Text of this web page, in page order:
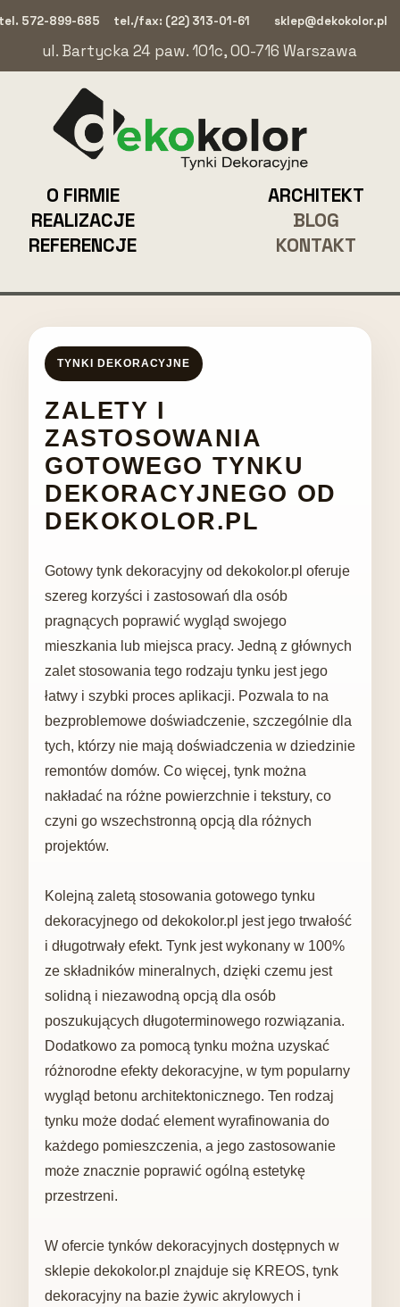
KONTAKT
BLOG
REALIZACJE
ARCHITEKT
REFERENCJE
O FIRMIE
ul. Bartycka 24 paw. 101c, 00-716 Warszawa
sklep@dekokolor.pl
tel./fax: (22) 313-01-61
572-899-685
TYNKI DEKORACYJNE
ZALETY I
ZASTOSOWANIA
GOTOWEGO TYNKU
DEKORACYJNEGO OD
DEKOKOLOR.PL
Gotowy tynk dekoracyjny od dekokolor.pl oferuje
szereg korzyści i zastosowań dla osób
pragnących poprawić wygląd swojego
mieszkania lub miejsca pracy. Jedną z głównych
zalet stosowania tego rodzaju tynku jest jego
łatwy i szybki proces aplikacji. Pozwala to na
bezproblemowe doświadczenie, szczególnie dla
tych, którzy nie mają doświadczenia w dziedzinie
remontów domów. Co więcej, tynk można
nakładać na różne powierzchnie i tekstury, co
czyni go wszechstronną opcją dla różnych
projektów.
Kolejną zaletą stosowania gotowego tynku
dekoracyjnego od dekokolor.pl jest jego trwałość
i długotrwały efekt. Tynk jest wykonany w 100%
ze składników mineralnych, dzięki czemu jest
solidną i niezawodną opcją dla osób
poszukujących długoterminowego rozwiązania.
Dodatkowo za pomocą tynku można uzyskać
różnorodne efekty dekoracyjne, w tym popularny
wygląd betonu architektonicznego. Ten rodzaj
tynku może dodać element wyrafinowania do
każdego pomieszczenia, a jego zastosowanie
może znacznie poprawić ogólną estetykę
przestrzeni.
W ofercie tynków dekoracyjnych dostępnych w
sklepie dekokolor.pl znajduje się KREOS, tynk
dekoracyjny na bazie żywic akrylowych i